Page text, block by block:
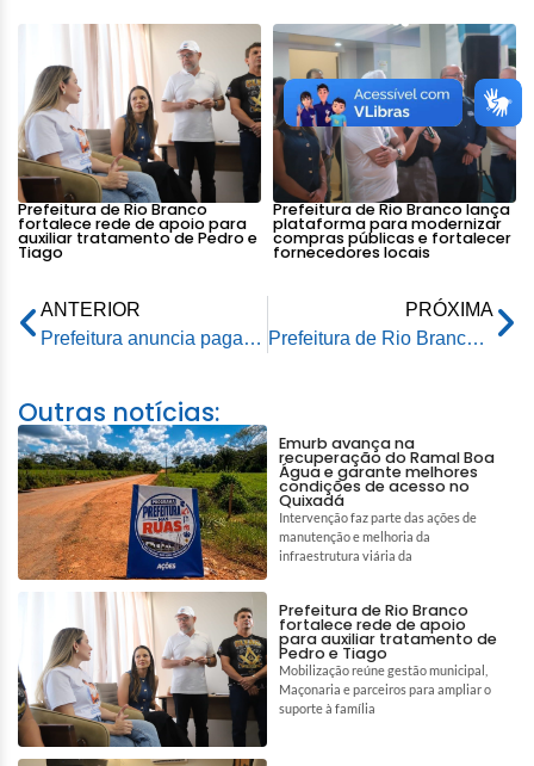
Prefeitura de Rio Branco
fortalece rede de apoio para
auxiliar tratamento de Pedro e
Tiago
Prefeitura de Rio Branco lança
plataforma para modernizar
compras públicas e fortalecer
fornecedores locais
ANTERIOR
Prefeitura anuncia pagamentos do salário de dezembro, segunda parcela do 13º e abono dos servidores da educação
PRÓXIMA
Prefeitura de Rio Branco interdita Avenida Getúlio Vargas para concluir decoração de Natal
Outras notícias:
Emurb avança na
recuperação do Ramal Boa
Água e garante melhores
condições de acesso no
Quixadá
Intervenção faz parte das ações de
manutenção e melhoria da
infraestrutura viária da
Prefeitura de Rio Branco
fortalece rede de apoio
para auxiliar tratamento de
Pedro e Tiago
Mobilização reúne gestão municipal,
Maçonaria e parceiros para ampliar o
suporte à família